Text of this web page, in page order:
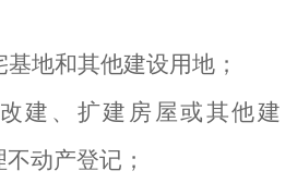
基地和其他建设用地；
改建、扩建房屋或其他建
不动产登记；